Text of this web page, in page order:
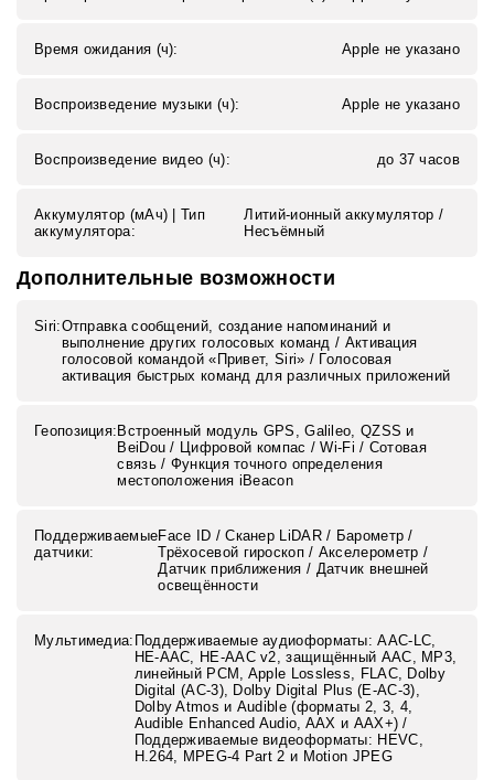
Время ожидания (ч): Apple не указано
Воспроизведение музыки (ч): Apple не указано
Воспроизведение видео (ч): до 37 часов
Аккумулятор (мАч) | Тип
аккумулятора:
Литий-ионный аккумулятор /
Несъёмный
Дополнительные возможности
Siri:Отправка сообщений, создание напоминаний и
выполнение других голосовых команд / Активация
голосовой командой «Привет, Siri» / Голосовая
активация быстрых команд для различных приложений
Геопозиция: Встроенный модуль GPS, Galileo, QZSS и
BeiDou / Цифровой компас / Wi‑Fi / Сотовая
связь / Функция точного определения
местоположения iBeacon
Поддерживаемые
датчики:
Face ID / Сканер LiDAR / Барометр /
Трёхосевой гироскоп / Акселерометр /
Датчик приближения / Датчик внешней
освещённости
Мультимедиа: Поддерживаемые аудиоформаты: AAC‑LC,
HE‑AAC, HE‑AAC v2, защищённый AAC, MP3,
линейный PCM, Apple Lossless, FLAC, Dolby
Digital (AC‑3), Dolby Digital Plus (E‑AC‑3),
Dolby Atmos и Audible (форматы 2, 3, 4,
Audible Enhanced Audio, AAX и AAX+) /
Поддерживаемые видеоформаты: HEVC,
H.264, MPEG‑4 Part 2 и Motion JPEG